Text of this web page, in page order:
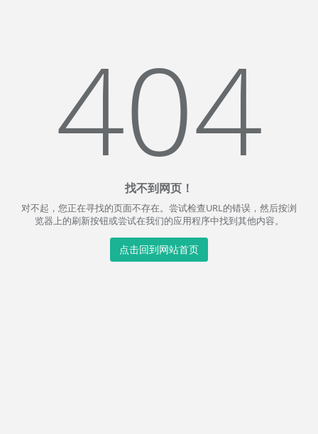
404
找不到网页！
对不起，您正在寻找的页面不存在。尝试检查URL的错误，然后按浏
览器上的刷新按钮或尝试在我们的应用程序中找到其他内容。
点击回到网站首页